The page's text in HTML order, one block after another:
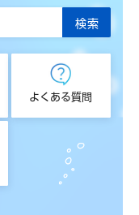
よくある質問